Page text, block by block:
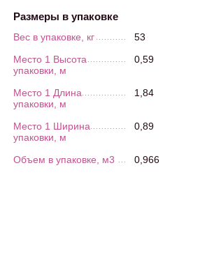
Размеры в упаковке
Вес в упаковке, кг
53
Место 1 Высота
упаковки, м
0,59
Место 1 Длина
упаковки, м
1,84
Место 1 Ширина
упаковки, м
0,89
Объем в упаковке, м3 0,966